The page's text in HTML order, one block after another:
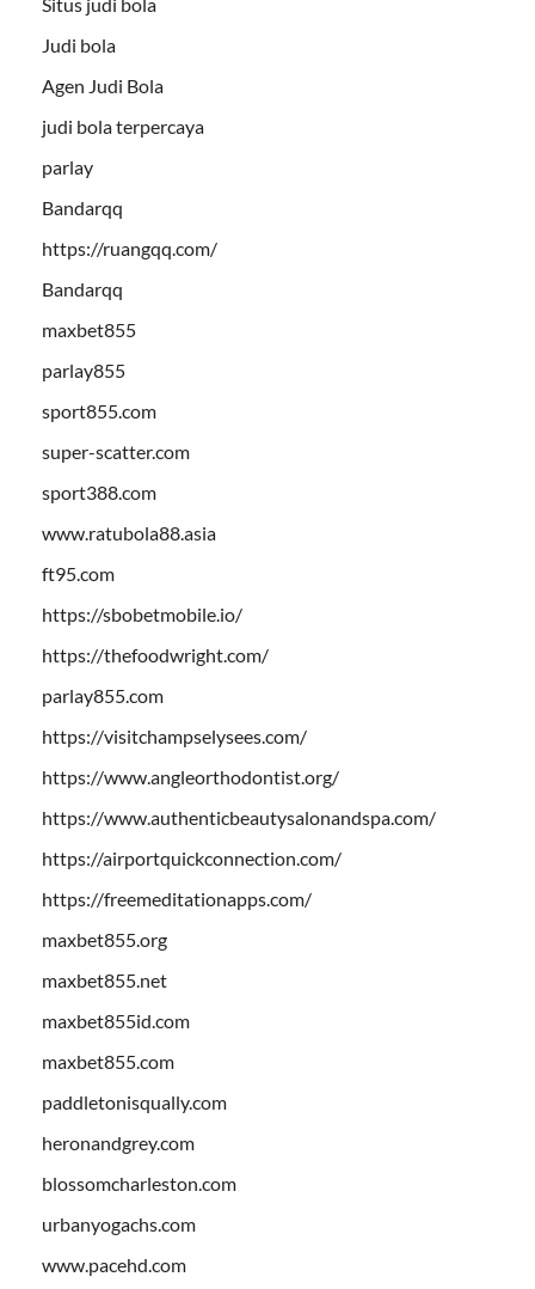
Judi bola
Agen Judi Bola
judi bola terpercaya
parlay
Bandarqq
https://ruangqq.com/
Bandarqq
maxbet855
parlay855
sport855.com
super-scatter.com
sport388.com
www.ratubola88.asia
ft95.com
https://sbobetmobile.io/
https://thefoodwright.com/
parlay855.com
https://visitchampselysees.com/
https://www.angleorthodontist.org/
https://www.authenticbeautysalonandspa.com/
https://airportquickconnection.com/
https://freemeditationapps.com/
maxbet855.org
maxbet855.net
maxbet855id.com
maxbet855.com
paddletonisqually.com
heronandgrey.com
blossomcharleston.com
urbanyogachs.com
www.pacehd.com